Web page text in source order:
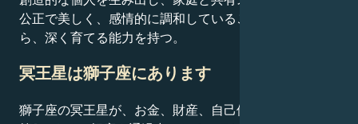
公正で美しく、感情的に調和していることを保証しなが
ら、深く育てる能力を持つ。
冥王星は獅子座にあります
獅子座の冥王星が、お金、財産、自己価値をつかさどる